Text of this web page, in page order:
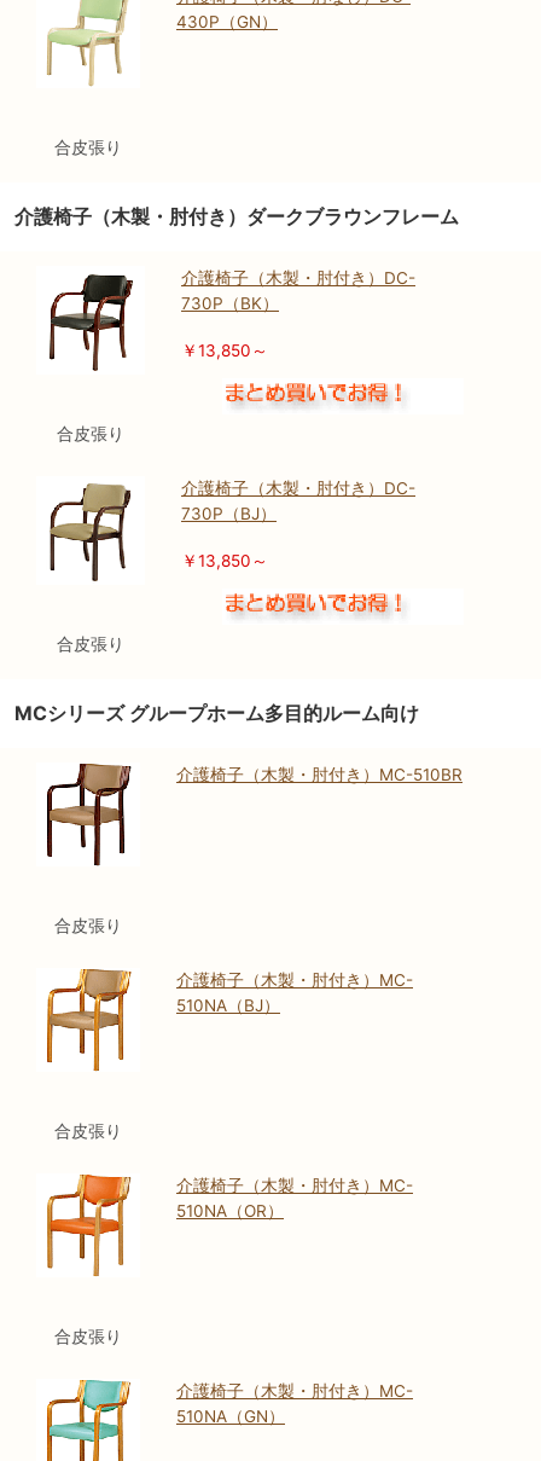
合皮張り
430P（GN）
介護椅子（木製・肘付き）ダークブラウンフレーム
合皮張り
介護椅子（木製・肘付き）DC-
730P（BK）
￥13,850～
合皮張り
介護椅子（木製・肘付き）DC-
730P（BJ）
￥13,850～
MCシリーズ グループホーム多目的ルーム向け
合皮張り
介護椅子（木製・肘付き）MC-510BR
合皮張り
介護椅子（木製・肘付き）MC-
510NA（BJ）
合皮張り
介護椅子（木製・肘付き）MC-
510NA（OR）
介護椅子（木製・肘付き）MC-
510NA（GN）